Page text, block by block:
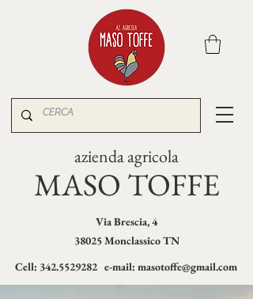
azienda agricola
MASO TOFFE
Via Brescia, 4
38025 Monclassico TN
Cell: 342.5529282 e-mail: masotoffe@gmail.com